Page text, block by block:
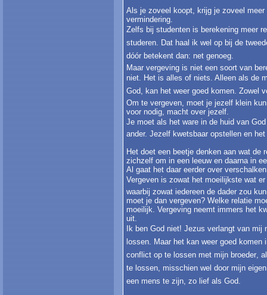
Als je zoveel koopt, krijg je zoveel
vermindering.
Zelfs bij studenten is berekening meer
studeren. Dat haal ik wel op bij de
dóór betekent dan: net genoeg.
Maar vergeving is niet een soort van
niet. Het is alles of niets. Alleen als
God, kan het weer goed komen.
Om te vergeven, moet je jezelf klein
voor nodig, macht over jezelf.
Je moet als het ware in de huid van
ander. Jezelf kwetsbaar opstellen en
Het doet een beetje denken aan wat
zichzelf om in een leeuw en daarna in
Al gaat het daar eerder over
Vergeven is zowat het moeilijkste wat er
waarbij zowat iedereen de dader zou
moet je dan vergeven? Welke relatie
moeilijk. Vergeving neemt immers het
uit.
Ik ben God niet! Jezus verlangt van mij
lossen. Maar het kan weer goed komen
conflict op te lossen met mijn
te lossen, misschien wel door mijn
een mens te zijn, zo lief als God.